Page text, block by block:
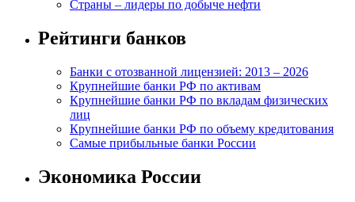
Страны – лидеры по добыче нефти
Рейтинги банков
Банки с отозванной лицензией: 2013 – 2026
Крупнейшие банки РФ по активам
Крупнейшие банки РФ по вкладам физических
лиц
Крупнейшие банки РФ по объему кредитования
Самые прибыльные банки России
Экономика России